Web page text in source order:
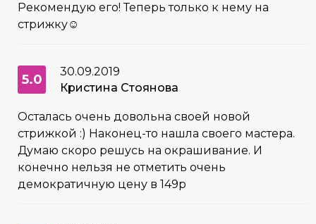
Рекомендую его! Теперь только к нему на
стрижку☺️
5.0
30.09.2019
Кристина Стоянова
Осталась очень довольна своей новой
стрижкой :) Наконец-то нашла своего мастера.
Думаю скоро решусь на окрашивание. И
конечно нельзя не отметить очень
демократичную цену в 149р